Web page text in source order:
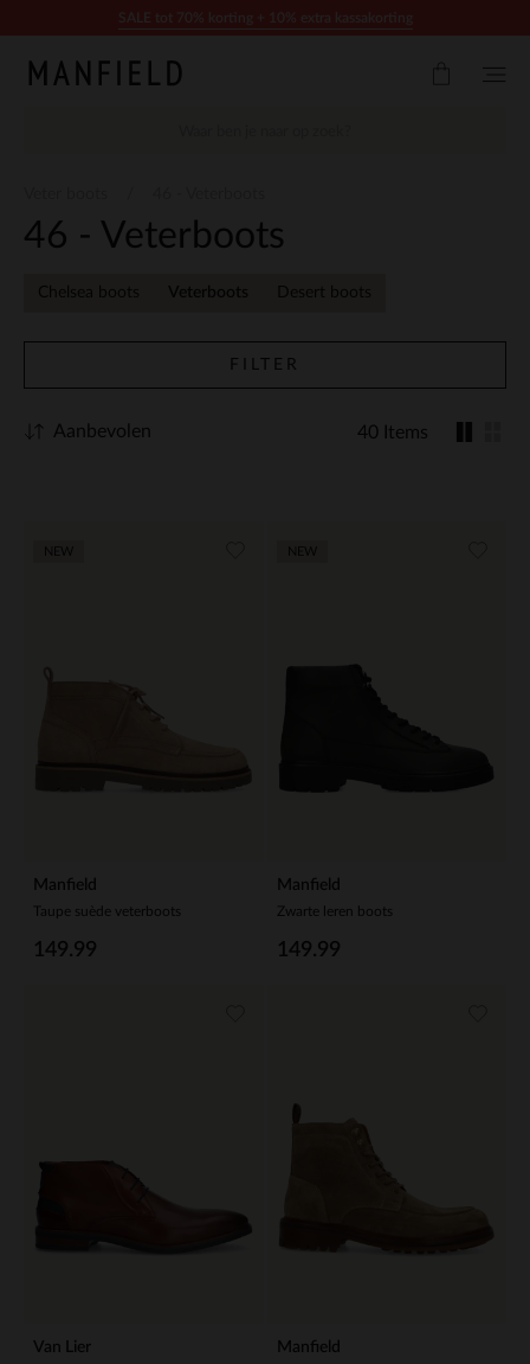
46 - Veterboots
Chelsea boots Veterboots Desert boots
FILTER
40 Items
Aanbevolen
Manfield
Taupe suède veterboots
149.99
Manfield
Zwarte leren boots
149.99
Van Lier Manfield